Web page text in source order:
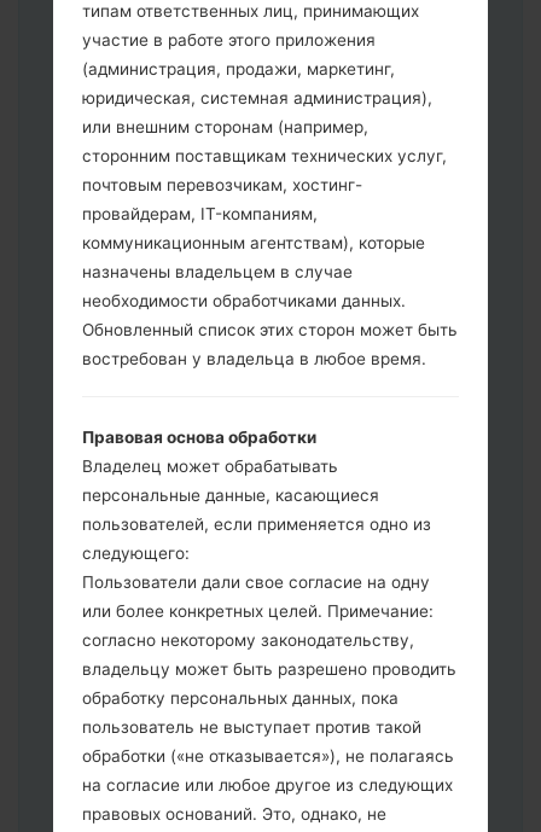
Скачайте на свой ПК:Odin 3.
Далее загрузите и распакуйте файл
прошивки.
Вам необходимо 1 (Выбрать 1 файл
прошивки здесь) или 5 (Выбрать 5
файл прошивки здесь) файлов для
прошивки:
AP: "System & Recovery"
CP: "Modem & Radio"
CSC _ ***: "Country & Region & Operator"
HOME_CSC _ ***: "Country & Region &
Operator"
Добавьте все файлы в программу Odin
Если вы хотите прошить телефон и
сбросить к заводским настройкам
выберите CSC _ ***, в другом случае
выберите HOME_CSC _ *** для
сохранения Ваших данных.
Теперь выключите устройство и
войдите в "Download" режим. Все
методы как это сделать:
Нажмите и удерживайте клавиши:
питание, громкости и Bixbi.
Нажмите и удерживайте клавиши:
регулировки громкости. Подключив
телефон к ПК используя USB кабель.
Нажмите и удерживайте клавиши:
типам ответственных лиц, принимающих
участие в работе этого приложения
(администрация, продажи, маркетинг,
юридическая, системная администрация),
или внешним сторонам (например,
сторонним поставщикам технических услуг,
почтовым перевозчикам, хостинг-
провайдерам, IT-компаниям,
коммуникационным агентствам), которые
назначены владельцем в случае
необходимости обработчиками данных.
Обновленный список этих сторон может быть
востребован у владельца в любое время.
Правовая основа обработки
Владелец может обрабатывать
персональные данные, касающиеся
пользователей, если применяется одно из
следующего:
Пользователи дали свое согласие на одну
или более конкретных целей. Примечание:
согласно некоторому законодательству,
владельцу может быть разрешено проводить
обработку персональных данных, пока
пользователь не выступает против такой
обработки («не отказывается»), не полагаясь
на согласие или любое другое из следующих
правовых оснований. Это, однако, не